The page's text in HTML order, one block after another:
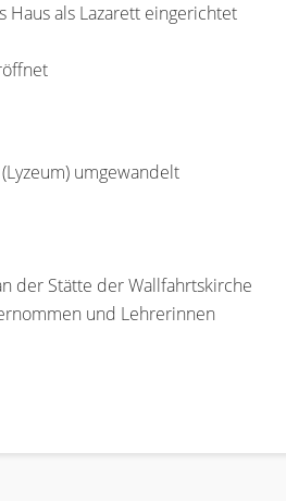
als Lazarett eingerichtet
umgewandelt
der Stätte der Wallfahrtskirche
und Lehrerinnen